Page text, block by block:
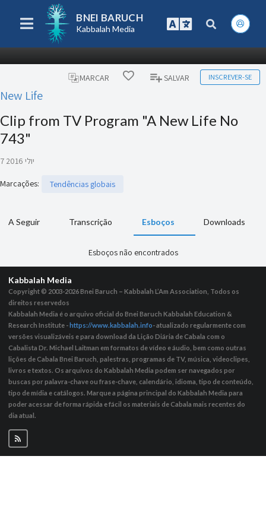
BNEI BARUCH
Kabbalah Media
MARCAR SALVAR INSCREVER-SE
New Life
Clip from TV Program "A New Life No
743"
7 יולי 2016
Marcações: Tendências globais
A Seguir Transcrição Esboços Downloads
Esboços não encontrados
Kabbalah Media
Copyright © 2003-2026Bnei Baruch – Kabbalah L’Am Association, Todos os
direitos reservedos
Kabbalah Media é o arquivo oficial do Bnei Baruch Kabbalah Education &
Research Institute - https://www.kabbalah.info- atualizado regularmente com
versões visualizáveis ​​e para download da Lição Diária de Cabala com o
Cabalista Dr. Michael Laitman em formatos de vídeo e áudio, bem como outras
lições de Cabala Bnei Baruch, palestras, programas de TV, música, videoclipes,
livros e textos. Os arquivos do Kabbalah Media podem ser navegados por
buscas por palavra-chave ou frase-chave, calendário, idioma, tipo de conteúdo,
tipo de mídia e catálogos. Marque a página principal do Kabbalah Media para
poder acessar de forma rápida e fácil os materiais de Cabala mais recentes do
dia atual.